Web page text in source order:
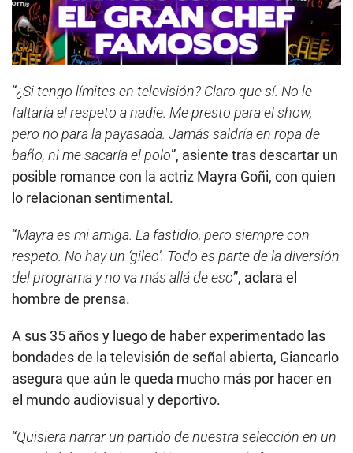
“¿Si tengo límites en televisión? Claro que sí. No le
faltaría el respeto a nadie. Me presto para el show,
pero no para la payasada. Jamás saldría en ropa de
baño, ni me sacaría el polo”, asiente tras descartar un
posible romance con la actriz Mayra Goñi, con quien
lo relacionan sentimental.
“Mayra es mi amiga. La fastidio, pero siempre con
respeto. No hay un ‘gileo’. Todo es parte de la diversión
del programa y no va más allá de eso”, aclara el
hombre de prensa.
A sus 35 años y luego de haber experimentado las
bondades de la televisión de señal abierta, Giancarlo
asegura que aún le queda mucho más por hacer en
el mundo audiovisual y deportivo.
“Quisiera narrar un partido de nuestra selección en un